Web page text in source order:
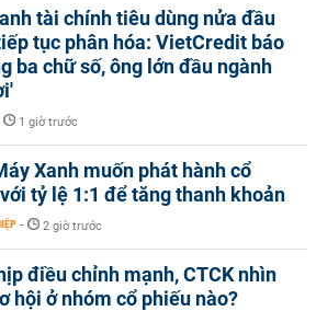
tài chính tiêu dùng nửa đầu
tục phân hóa: VietCredit báo
ba chữ số, ông lớn đầu ngành
1 giờ trước
Xanh muốn phát hành cổ
tỷ lệ 1:1 để tăng thanh khoản
- 2 giờ trước
điều chỉnh mạnh, CTCK nhìn
hội ở nhóm cổ phiếu nào?